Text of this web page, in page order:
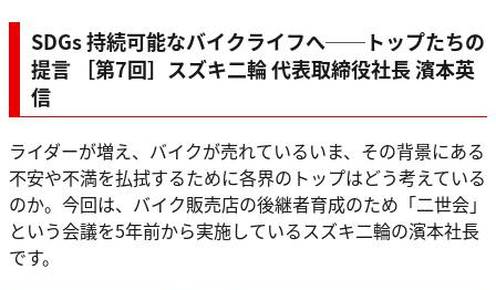
SDGs 持続可能なバイクライフへ──トップたちの
提言 ［第7回］スズキ二輪 代表取締役社長 濱本英
信
ライダーが増え、バイクが売れているいま、その背景にある
不安や不満を払拭するために各界のトップはどう考えている
のか。今回は、バイク販売店の後継者育成のため「二世会」
という会議を5年前から実施しているスズキ二輪の濱本社長
です。